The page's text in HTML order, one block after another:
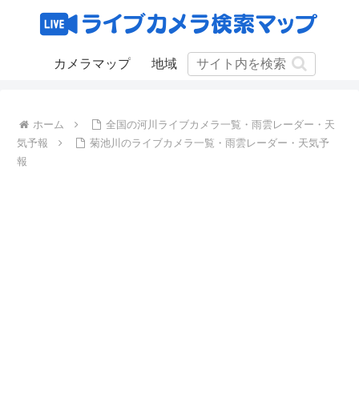
カメラマップ 地域
ホーム
全国の河川ライブカメラ一覧・雨雲レーダー・天
気予報
菊池川のライブカメラ一覧・雨雲レーダー・天気予
報